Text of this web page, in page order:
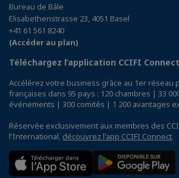
Bureau de Bâle
Elisabethenstrasse 23, 4051 Basel
+41 61 561 8240
(Accéder au plan)
Téléchargez l’application CCIFI Connect
Accélérez votre business grâce au 1er réseau
françaises dans 95 pays : 120 chambres | 33
événements | 300 comités | 1 200 avantages
Réservée exclusivement aux membres des
l'International, découvrez l'app CCIFI Connect.